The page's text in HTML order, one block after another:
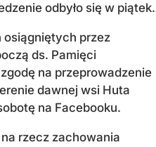
odbyło się w piątek.
osiągniętych przez
ds. Pamięci
na przeprowadzenie
dawnej wsi Huta
na Facebooku.
rzecz zachowania